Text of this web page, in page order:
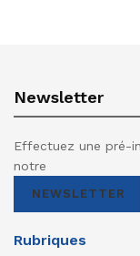
Newsletter
Effectuez une pré-
notre
NEWSLETTER
Rubriques